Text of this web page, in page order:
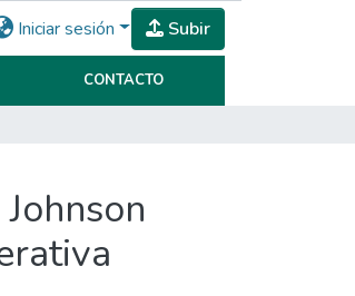
Iniciar sesión Subir
CONTACTO